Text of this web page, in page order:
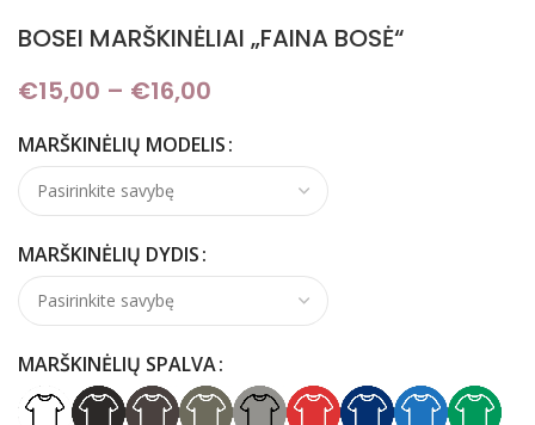
BOSEI MARŠKINĖLIAI „FAINA BOSĖ“
€15,00 – €16,00
MARŠKINĖLIŲ MODELIS
MARŠKINĖLIŲ DYDIS
MARŠKINĖLIŲ SPALVA